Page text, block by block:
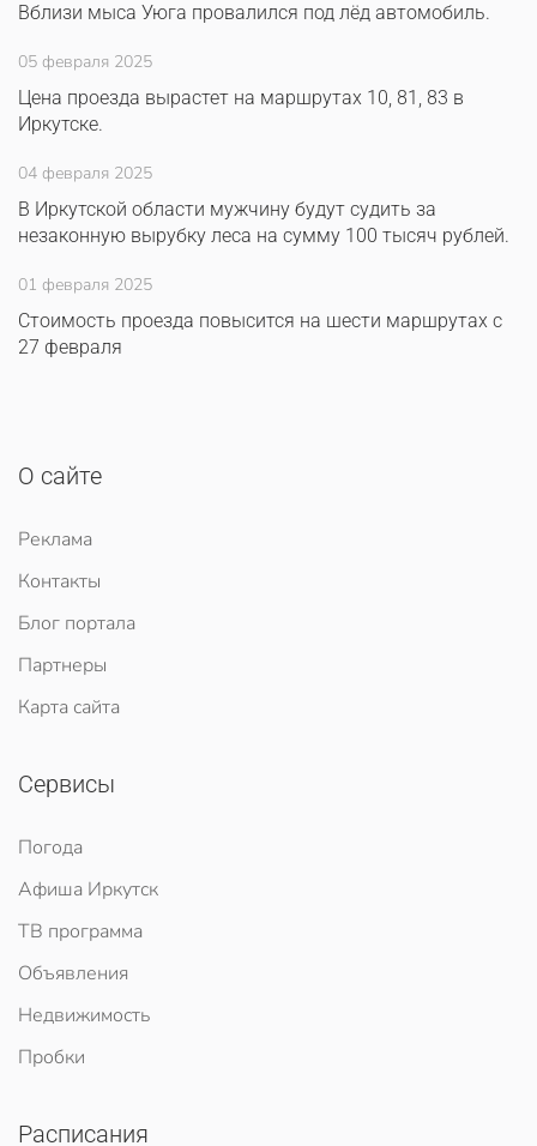
Вблизи мыса Уюга провалился под лёд автомобиль.
05 февраля 2025
Цена проезда вырастет на маршрутах 10, 81, 83 в
Иркутске.
04 февраля 2025
В Иркутской области мужчину будут судить за
незаконную вырубку леса на сумму 100 тысяч рублей.
01 февраля 2025
Стоимость проезда повысится на шести маршрутах с
27 февраля
О сайте
Реклама
Контакты
Блог портала
Партнеры
Карта сайта
Сервисы
Погода
Афиша Иркутск
ТВ программа
Объявления
Недвижимость
Пробки
Расписания